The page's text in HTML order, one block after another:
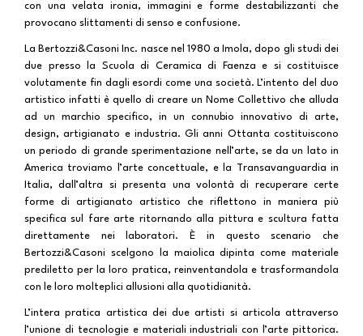
con una velata ironia, immagini e forme destabilizzanti che
provocano slittamenti di senso e confusione.
La Bertozzi&Casoni Inc. nasce nel 1980 a Imola, dopo gli studi dei
due presso la Scuola di Ceramica di Faenza e si costituisce
volutamente fin dagli esordi come una società. L’intento del duo
artistico infatti è quello di creare un Nome Collettivo che alluda
ad un marchio specifico, in un connubio innovativo di arte,
design, artigianato e industria. Gli anni Ottanta costituiscono
un periodo di grande sperimentazione nell’arte, se da un lato in
America troviamo l’arte concettuale, e la Transavanguardia in
Italia, dall’altra si presenta una volontà di recuperare certe
forme di artigianato artistico che riflettono in maniera più
specifica sul fare arte ritornando alla pittura e scultura fatta
direttamente nei laboratori. È in questo scenario che
Bertozzi&Casoni scelgono la maiolica dipinta come materiale
prediletto per la loro pratica, reinventandola e trasformandola
con le loro molteplici allusioni alla quotidianità.
L’intera pratica artistica dei due artisti si articola attraverso
l’unione di tecnologie e materiali industriali con l’arte pittorica.